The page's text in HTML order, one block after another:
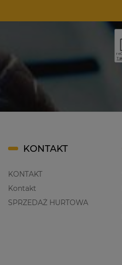
KONTAKT
KONTAKT
Kontakt
SPRZEDAŻ HURTOWA